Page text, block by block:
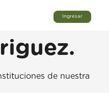
Ingresar
de nuestra